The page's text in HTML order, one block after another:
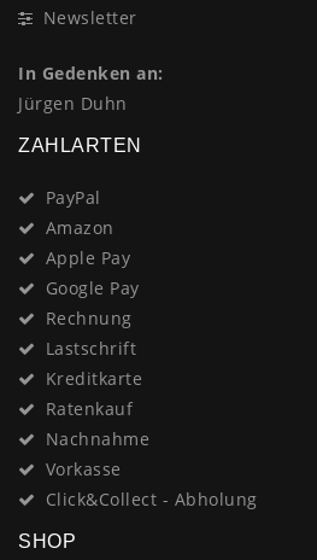
Newsletter
In Gedenken an:
Jürgen Duhn
ZAHLARTEN
PayPal
Amazon
Apple Pay
Google Pay
Rechnung
Lastschrift
Kreditkarte
Ratenkauf
Nachnahme
Vorkasse
Click&Collect - Abholung
SHOP